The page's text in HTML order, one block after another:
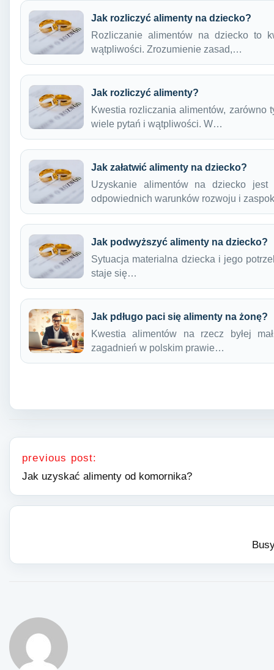
Jak rozliczyć alimenty na dziecko?
Rozliczanie alimentów na dziecko to
wątpliwości. Zrozumienie zasad,…
Jak rozliczyć alimenty?
Kwestia rozliczania alimentów, zarówno
wiele pytań i wątpliwości. W…
Jak załatwić alimenty na dziecko?
Uzyskanie alimentów na dziecko jest
odpowiednich warunków rozwoju i
Jak podwyższyć alimenty na dziecko?
Sytuacja materialna dziecka i jego
staje się…
Jak pdługo paci się alimenty na żonę?
Kwestia alimentów na rzecz byłej
zagadnień w polskim prawie…
Nawigacja wpisu
previous post:
Jak uzyskać alimenty od komornika?